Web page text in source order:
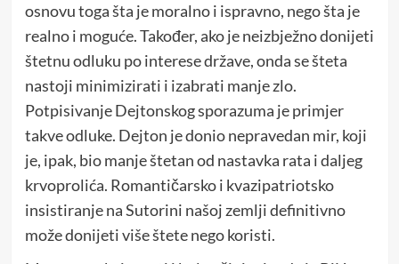
osnovu toga šta je moralno i ispravno, nego šta je
realno i moguće. Također, ako je neizbježno donijeti
štetnu odluku po interese države, onda se šteta
nastoji minimizirati i izabrati manje zlo.
Potpisivanje Dejtonskog sporazuma je primjer
takve odluke. Dejton je donio nepravedan mir, koji
je, ipak, bio manje štetan od nastavka rata i daljeg
krvoprolića. Romantičarsko i kvazipatriotsko
insistiranje na Sutorini našoj zemlji definitivno
može donijeti više štete nego koristi.